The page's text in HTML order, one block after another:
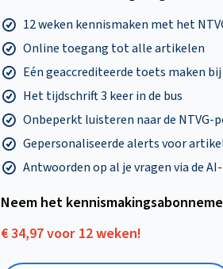
12 weken kennismaken met het
Online toegang tot alle artikelen
Eén geaccrediteerde toets maken
Het tijdschrift 3 keer in de bus
Onbeperkt luisteren naar de NTVG-
Gepersonaliseerde alerts voor
Antwoorden op al je vragen via de
Neem het
€ 34,97 voor 12 weken!